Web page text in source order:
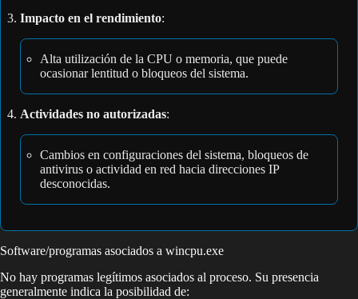
Impacto en el rendimiento:
Alta utilización de la CPU o memoria, que puede
ocasionar lentitud o bloqueos del sistema.
Actividades no autorizadas:
Cambios en configuraciones del sistema, bloqueos de
antivirus o actividad en red hacia direcciones IP
desconocidas.
Software/programas asociados a wincpu.exe
No hay programas legítimos asociados al proceso. Su presencia
generalmente indica la posibilidad de: